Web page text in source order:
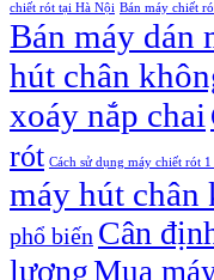
chiết rót tại Hà Nội Bán máy chiết
Bán máy dán
hút chân
xoáy nắp chai
rót Cách sử dụng máy chiết rót
máy hút chân
phổ biến Cân
lượngMua